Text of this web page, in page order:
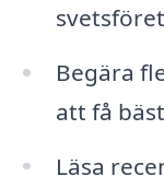
Begära
att få
Läsa